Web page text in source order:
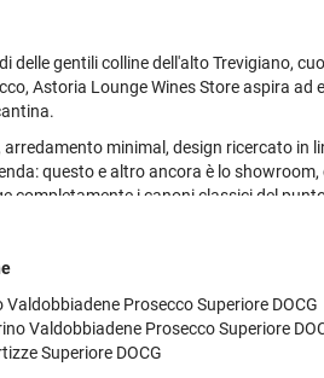
delle gentili colline dell'alto Trevigiano,
Astoria Lounge Wines Store aspira ad
arredamento minimal, design ricercato in
questo e altro ancora è lo showroom,
completamente i canoni classici del
eventi indimenticabili: mostre,
e sociali in un ambient dinamico e
poi all'annessa nuova cantina, centro
uve selezionate, da cui originano i vini più
Docg ed il Marzemino Passito di
Valdobbiadene Prosecco Superiore DOCG
Valdobbiadene Prosecco Superiore
Superiore DOCG